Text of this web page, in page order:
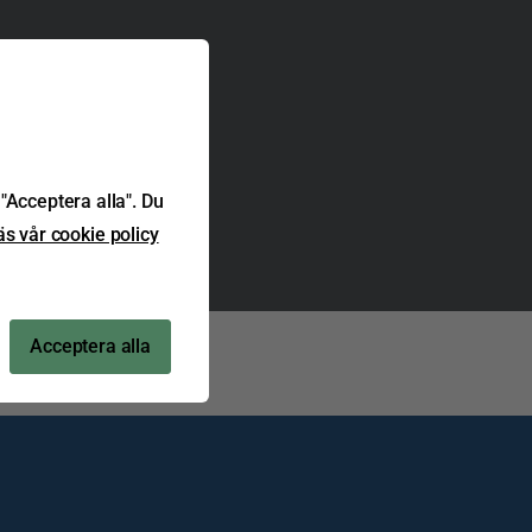
alla". Du
vår cookie policy
Acceptera alla